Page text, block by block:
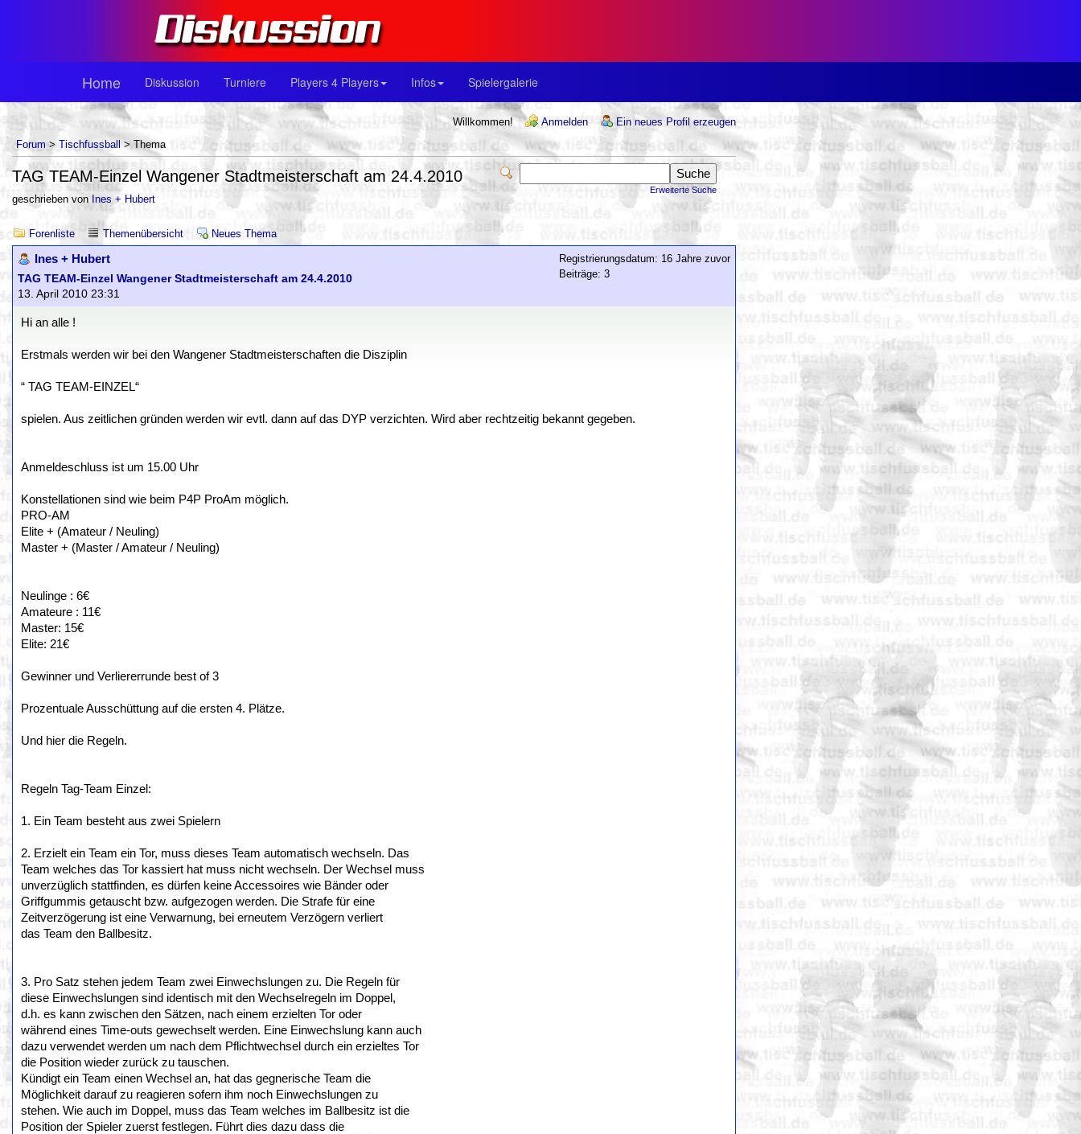
Home Diskussion Turniere Players 4 Players Infos Spielergalerie
Willkommen! Anmelden
Ein neues Profil erzeugen
Forum > Tischfussball > Thema
Erweiterte Suche
TAG TEAM-Einzel Wangener Stadtmeisterschaft am 24.4.2010
geschrieben von Ines + Hubert
Forenliste Themenübersicht Neues Thema
Ines + Hubert
TAG TEAM-Einzel Wangener Stadtmeisterschaft am 24.4.2010
13. April 2010 23:31
Registrierungsdatum: 16 Jahre zuvor
Beiträge: 3
Hi an alle !
Erstmals werden wir bei den Wangener Stadtmeisterschaften die Disziplin
“ TAG TEAM-EINZEL“
spielen. Aus zeitlichen gründen werden wir evtl. dann auf das DYP verzichten. Wird aber rechtzeitig bekannt gegeben.
Anmeldeschluss ist um 15.00 Uhr
Konstellationen sind wie beim P4P ProAm möglich.
PRO-AM
Elite + (Amateur / Neuling)
Master + (Master / Amateur / Neuling)
Neulinge : 6€
Amateure : 11€
Master: 15€
Elite: 21€
Gewinner und Verliererrunde best of 3
Prozentuale Ausschüttung auf die ersten 4. Plätze.
Und hier die Regeln.
Regeln Tag-Team Einzel:
1. Ein Team besteht aus zwei Spielern
2. Erzielt ein Team ein Tor, muss dieses Team automatisch wechseln. Das
Team welches das Tor kassiert hat muss nicht wechseln. Der Wechsel muss
unverzüglich stattfinden, es dürfen keine Accessoires wie Bänder oder
Griffgummis getauscht bzw. aufgezogen werden. Die Strafe für eine
Zeitverzögerung ist eine Verwarnung, bei erneutem Verzögern verliert
das Team den Ballbesitz.
3. Pro Satz stehen jedem Team zwei Einwechslungen zu. Die Regeln für
diese Einwechslungen sind identisch mit den Wechselregeln im Doppel,
d.h. es kann zwischen den Sätzen, nach einem erzielten Tor oder
während eines Time-outs gewechselt werden. Eine Einwechslung kann auch
dazu verwendet werden um nach dem Pflichtwechsel durch ein erzieltes Tor
die Position wieder zurück zu tauschen.
Kündigt ein Team einen Wechsel an, hat das gegnerische Team die
Möglichkeit darauf zu reagieren sofern ihm noch Einwechslungen zu
stehen. Wie auch im Doppel, muss das Team welches im Ballbesitz ist die
Position der Spieler zuerst festlegen. Führt dies dazu dass die